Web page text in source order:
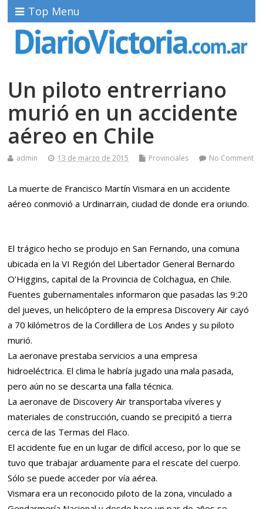
Top Menu
Un piloto entrerriano
murió en un accidente
aéreo en Chile
admin 13 de marzo de 2015 Provinciales No Comment
La muerte de Francisco Martín Vismara en un accidente
aéreo conmovió a Urdinarrain, ciudad de donde era oriundo.
El trágico hecho se produjo en San Fernando, una comuna
ubicada en la VI Región del Libertador General Bernardo
O’Higgins, capital de la Provincia de Colchagua, en Chile.
Fuentes gubernamentales informaron que pasadas las 9:20
del jueves, un helicóptero de la empresa Discovery Air cayó
a 70 kilómetros de la Cordillera de Los Andes y su piloto
murió.
La aeronave prestaba servicios a una empresa
hidroeléctrica. El clima le habría jugado una mala pasada,
pero aún no se descarta una falla técnica.
La aeronave de Discovery Air transportaba víveres y
materiales de construcción, cuando se precipitó a tierra
cerca de las Termas del Flaco.
El accidente fue en un lugar de difícil acceso, por lo que se
tuvo que trabajar arduamente para el rescate del cuerpo.
Sólo se puede acceder por vía aérea.
Vismara era un reconocido piloto de la zona, vinculado a